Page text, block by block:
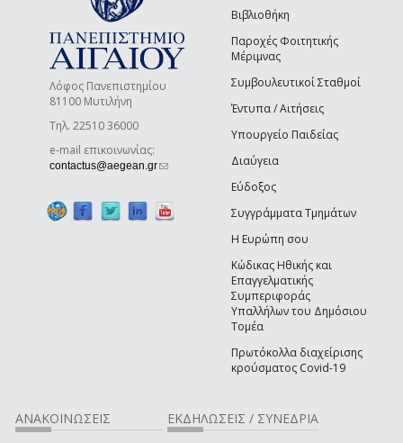
Λόφος Πανεπιστημίου
81100 Μυτιλήνη
Τηλ. 22510 36000
e-mail επικοινωνίας:
contactus@aegean.gr(link sends e-mail)
Βιβλιοθήκη
Παροχές Φοιτητικής
Μέριμνας
Συμβουλευτικοί Σταθμοί
Έντυπα / Αιτήσεις
Υπουργείο Παιδείας
Διαύγεια
Εύδοξος
Συγγράμματα Τμημάτων
Η Ευρώπη σου
Κώδικας Ηθικής και
Επαγγελματικής
Συμπεριφοράς
Υπαλλήλων του Δημόσιου
Τομέα
Πρωτόκολλα διαχείρισης
κρούσματος Covid-19
ΑΝΑΚΟΙΝΩΣΕΙΣ ΕΚΔΗΛΩΣΕΙΣ / ΣΥΝΕΔΡΙΑ